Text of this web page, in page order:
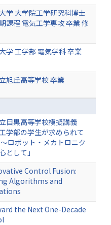
学 大学院工学研究科博士
課程 電気工学専攻 卒業 修
学 工学部 電気学科 卒業
旭丘高等学校 卒業
目黒高等学校模擬講義
工学部の学生が求められて
ロボット・メカトロニク
として」
Control Fusion:
Algorithms and
the Next One-Decade